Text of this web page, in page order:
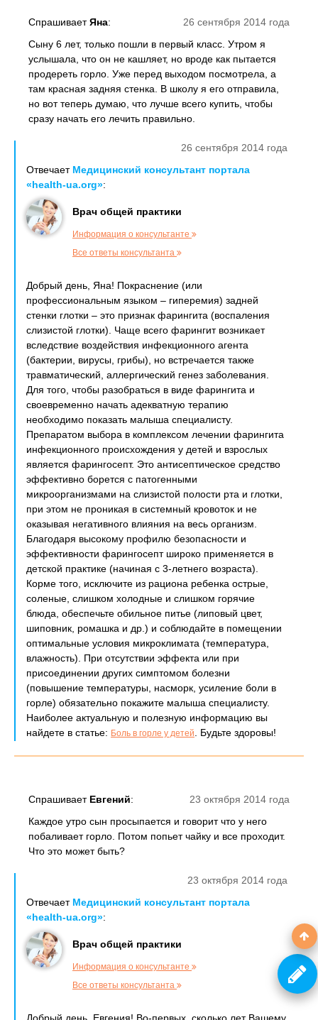
26 сентября 2014 года
СпрашиваетЯна:
Сыну 6 лет, только пошли в первый класс. Утром я
услышала, что он не кашляет, но вроде как пытается
продереть горло. Уже перед выходом посмотрела, а
там красная задняя стенка. В школу я его отправила,
но вот теперь думаю, что лучше всего купить, чтобы
сразу начать его лечить правильно.
26 сентября 2014 года
Отвечает Медицинский консультант портала
«health-ua.org»:
Врач общей практики
Информация о консультанте
Все ответы консультанта
Добрый день, Яна! Покраснение (или
профессиональным языком – гиперемия) задней
стенки глотки – это признак фарингита (воспаления
слизистой глотки). Чаще всего фарингит возникает
вследствие воздействия инфекционного агента
(бактерии, вирусы, грибы), но встречается также
травматический, аллергический генез заболевания.
Для того, чтобы разобраться в виде фарингита и
своевременно начать адекватную терапию
необходимо показать малыша специалисту.
Препаратом выбора в комплексом лечении фарингита
инфекционного происхождения у детей и взрослых
является фарингосепт. Это антисептическое средство
эффективно борется с патогенными
микроорганизмами на слизистой полости рта и глотки,
при этом не проникая в системный кровоток и не
оказывая негативного влияния на весь организм.
Благодаря высокому профилю безопасности и
эффективности фарингосепт широко применяется в
детской практике (начиная с 3-летнего возраста).
Корме того, исключите из рациона ребенка острые,
соленые, слишком холодные и слишком горячие
блюда, обеспечьте обильное питье (липовый цвет,
шиповник, ромашка и др.) и соблюдайте в помещении
оптимальные условия микроклимата (температура,
влажность). При отсутствии эффекта или при
присоединении других симптомом болезни
(повышение температуры, насморк, усиление боли в
горле) обязательно покажите малыша специалисту.
Наиболее актуальную и полезную информацию вы
найдете в статье: Боль в горле у детей . Будьте здоровы!
23 октября 2014 года
Спрашивает Евгений:
Каждое утро сын просыпается и говорит что у него
побаливает горло. Потом попьет чайку и все проходит.
Что это может быть?
23 октября 2014 года
Отвечает Медицинский консультант портала
«health-ua.org»:
Врач общей практики
Информация о консультанте
Все ответы консультанта